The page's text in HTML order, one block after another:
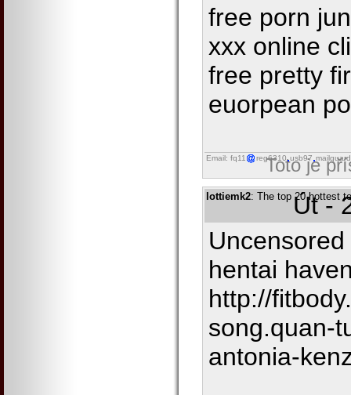
free porn
xxx online
free pretty
euorpean
Email: fq11 reg6310 usb97
Toto je
lottiemk2: The top 20 hottest
Út -
hentai
http://
song.quan-
antonia-